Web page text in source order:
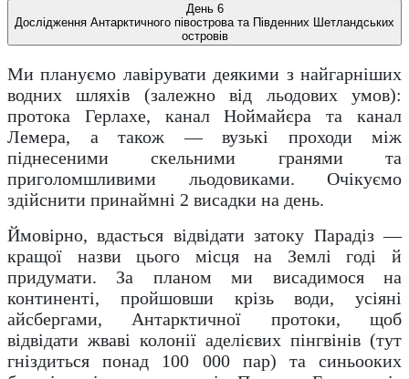
День 6
Дослідження Антарктичного півострова та Південних Шетландських
островів
Ми плануємо лавірувати деякими з найгарніших
водних шляхів (залежно від льодових умов):
протока Герлахе, канал Ноймайєра та канал
Лемера, а також — вузькі проходи між
піднесеними скельними гранями та
приголомшливими льодовиками. Очікуємо
здійснити принаймні 2 висадки на день.
Ймовірно, вдасться відвідати затоку Парадіз —
кращої назви цього місця на Землі годі й
придумати. За планом ми висадимося на
континенті, пройшовши крізь води, усіяні
айсбергами, Антарктичної протоки, щоб
відвідати жваві колонії аделієвих пінгвінів (тут
гніздиться понад 100 000 пар) та синьооких